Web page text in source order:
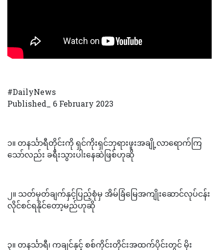
#DailyNews
Published_ 6 February 2023
၁။ တနင်္သာရီတိုင်းကို ရှင်ကိုးရှင်ဘုရားဖူးအချို့လာရောက်ကြ
သော်လည်း ခရီးသွားပါးနေဆဲဖြစ်ဟုဆို
၂။ သတ်မှတ်ချက်နှင့်ပြည့်စုံမှ အိမ်ခြံမြေအကျိုးဆောင်လုပ်ငန်း
လိုင်စင်ရနိုင်တော့မည်ဟုဆို
၃။ တနင်္သာရီ၊ ကချင်နှင့် စစ်ကိုင်းတိုင်းအထက်ပိုင်းတွင် မိုး